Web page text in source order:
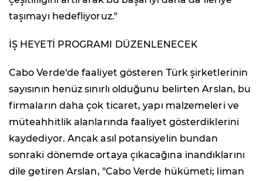
taşımayı hedefliyoruz."
İŞ HEYETİ PROGRAMI DÜZENLENECEK
Cabo Verde'de faaliyet gösteren Türk şirketlerinin
sayısının henüz sınırlı olduğunu belirten Arslan, bu
firmaların daha çok ticaret, yapı malzemeleri ve
müteahhitlik alanlarında faaliyet gösterdiklerini
kaydediyor. Ancak asıl potansiyelin bundan
sonraki dönemde ortaya çıkacağına inandıklarını
dile getiren Arslan, "Cabo Verde hükümeti; liman